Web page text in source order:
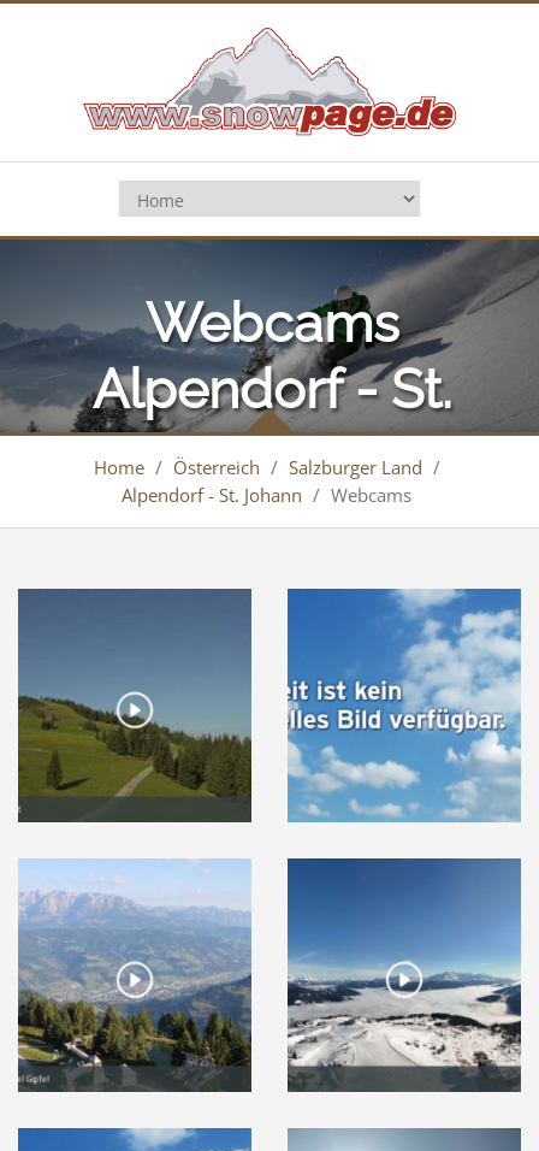
Webcams
Alpendorf - St.
Johann
Home / Österreich / Salzburger Land /
Alpendorf - St. Johann / Webcams